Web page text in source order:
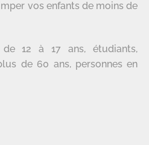
vos enfants de moins de
12 à 17 ans, étudiants,
de 60 ans, personnes en